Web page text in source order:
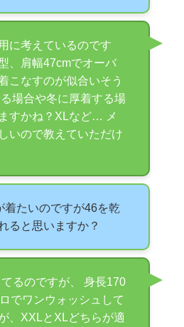
に考えているのです
、肩幅47cmでオーバ
こなすのが似合いそう
場合や冬に厚着する場
すかね？XLなど… メ
いので教えていただけ
着たいのですが46を乾
ると思いますか？
るのですが、 身長170
でワンウォッシュして
、XXLとXLどちらが適